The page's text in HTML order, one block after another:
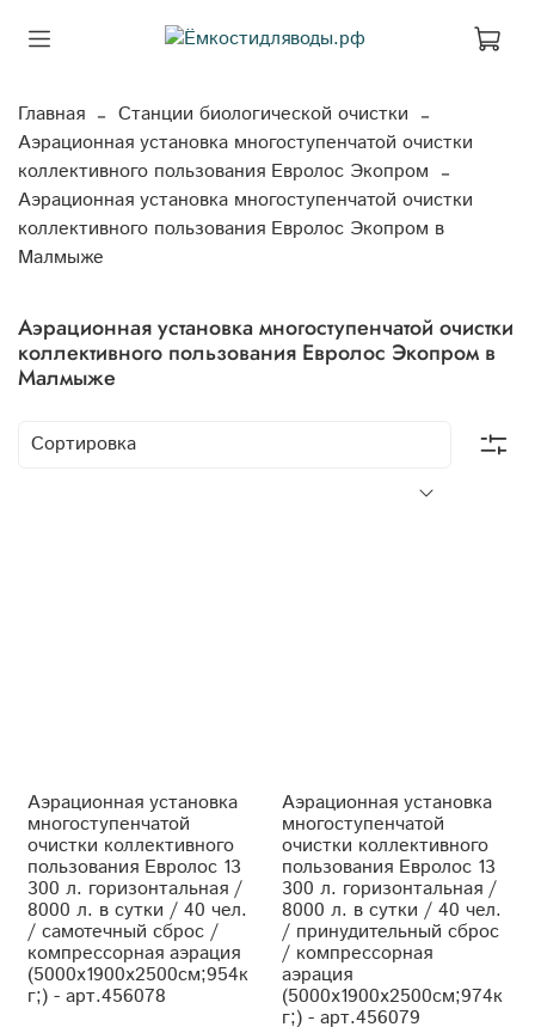
Главная
Станции биологической очистки
Аэрационная установка многоступенчатой очистки
коллективного пользования Евролос Экопром
Аэрационная установка многоступенчатой очистки
коллективного пользования Евролос Экопром в
Малмыже
Аэрационная установка многоступенчатой очистки
коллективного пользования Евролос Экопром в
Малмыже
Аэрационная установка
многоступенчатой
очистки коллективного
пользования Евролос 13
300 л. горизонтальная /
8000 л. в сутки / 40 чел.
/ самотечный сброс /
компрессорная аэрация
(5000x1900x2500см;954к
г;) - арт.456078
Аэрационная установка
многоступенчатой
очистки коллективного
пользования Евролос 13
300 л. горизонтальная /
8000 л. в сутки / 40 чел.
/ принудительный сброс
/ компрессорная
аэрация
(5000x1900x2500см;974к
г;) - арт.456079